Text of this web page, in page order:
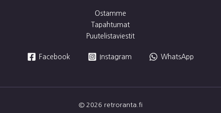
Ostamme
Tapahtumat
Puutelistaviestit
Facebook Instagram WhatsApp
© 2026 retroranta.fi